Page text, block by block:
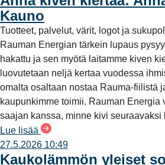
Kauno
Tuotteet, palvelut, värit, logot ja
Rauman Energian tärkein lupaus
hakattu ja sen myötä laitamme kiven
luovutetaan neljä kertaa vuodessa
omalta osaltaan nostaa Rauma-fiilistä
kaupunkimme toimii. Rauman Energia
saajan kanssa, minne kivi seuraavaksi
Lue lisää
27.5.2026 10:49
Kaukolämmön yleiset